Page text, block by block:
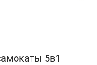
5в1